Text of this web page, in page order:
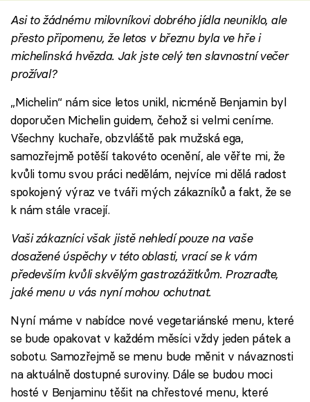
Asi to žádnému milovníkovi dobrého jídla neuniklo, ale
přesto připomenu, že letos v březnu byla ve hře i
michelinská hvězda. Jak jste celý ten slavnostní večer
prožíval?
„Michelin“ nám sice letos unikl, nicméně Benjamin byl
doporučen Michelin guidem, čehož si velmi ceníme.
Všechny kuchaře, obzvláště pak mužská ega,
samozřejmě potěší takovéto ocenění, ale věřte mi, že
kvůli tomu svou práci nedělám, nejvíce mi dělá radost
spokojený výraz ve tváři mých zákazníků a fakt, že se
k nám stále vracejí.
Vaši zákazníci však jistě nehledí pouze na vaše
dosažené úspěchy v této oblasti, vrací se k vám
především kvůli skvělým gastrozážitkům. Prozraďte,
jaké menu u vás nyní mohou ochutnat.
Nyní máme v nabídce nové vegetariánské menu, které
se bude opakovat v každém měsíci vždy jeden pátek a
sobotu. Samozřejmě se menu bude měnit v návaznosti
na aktuálně dostupné suroviny. Dále se budou moci
hosté v Benjaminu těšit na chřestové menu, které